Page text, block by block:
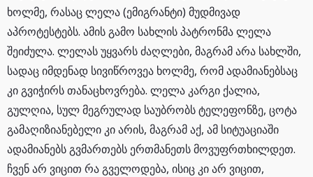
ხოლმე, რასაც ლელა (ემიგრანტი) მუდმივად
აპროტესტებს. ამის გამო სახლის პატრონმა ლელა
შეიძულა. ლელას უყვარს ძაღლები, მაგრამ არა სახლში,
სადაც იმდენად სივიწროვეა ხოლმე, რომ ადამიანებსაც
კი გვიჭირს თანაცხოვრება. ლელა კარგი ქალია,
გულღია, სულ მეგრულად საუბრობს ტელეფონზე, ცოტა
გამაღიზიანებელი კი არის, მაგრამ აქ, ამ სიტუაციაში
ადამიანებს გვმართებს ერთმანეთს მოვუფრთხილდეთ.
ჩვენ არ ვიცით რა გველოდება, ისიც კი არ ვიცით,